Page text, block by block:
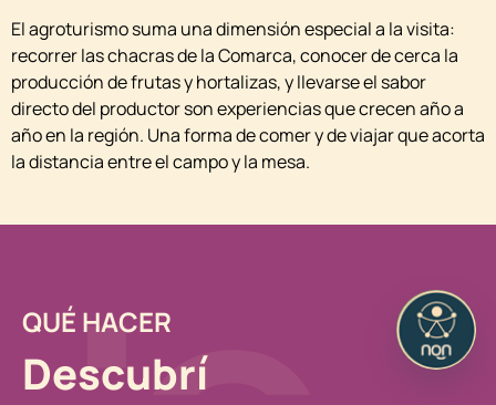
El agroturismo suma una dimensión especial a la visita:
recorrer las chacras de la Comarca, conocer de cerca la
producción de frutas y hortalizas, y llevarse el sabor
directo del productor son experiencias que crecen año a
año en la región. Una forma de comer y de viajar que acorta
la distancia entre el campo y la mesa.
QUÉ HACER
Descubrí